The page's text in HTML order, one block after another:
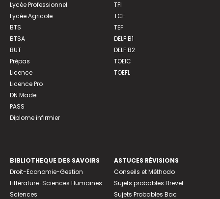
Lycée Professionnel
Lycée Agricole
BTS
BTSA
BUT
Prépas
Licence
Licence Pro
DN Made
PASS
Diplome infirmier
TFI
TCF
TEF
DELF B1
DELF B2
TOEIC
TOEFL
BIBLIOTHEQUE DES SAVOIRS
Droit-Economie-Gestion
Littérature-Sciences Humaines
Sciences
ASTUCES RÉVISIONS
Conseils et Méthodo
Sujets probables Brevet
Sujets Probables Bac